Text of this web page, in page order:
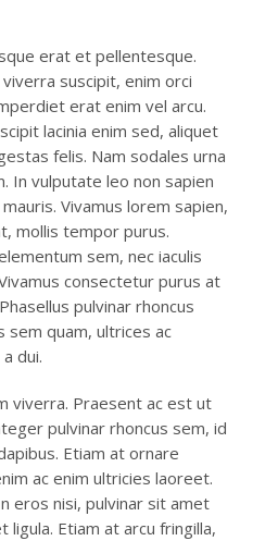
erat et pellentesque.
suscipit, enim orci
erat enim vel arcu.
lacinia enim sed, aliquet
felis. Nam sodales urna
In vulputate leo non sapien
Vivamus lorem sapien,
mollis tempor purus.
sem, nec iaculis
consectetur purus at
pulvinar rhoncus
sem quam, ultrices ac
dui.
viverra. Praesent ac est ut
pulvinar rhoncus sem, id
Etiam at ornare
ac enim ultricies laoreet.
eros nisi, pulvinar sit amet
Etiam at arcu fringilla,